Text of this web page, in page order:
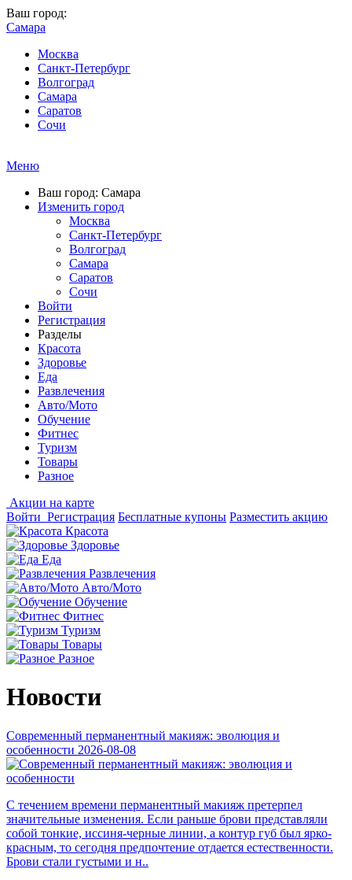
Ваш город:
Самара
Москва
Санкт-Петербург
Волгоград
Самара
Саратов
Сочи
Меню
Ваш город: Самара
Изменить город
Москва
Санкт-Петербург
Волгоград
Самара
Саратов
Сочи
Войти
Регистрация
Разделы
Красота
Здоровье
Еда
Развлечения
Авто/Мото
Обучение
Фитнес
Туризм
Товары
Разное
Акции на карте
Войти Регистрация Бесплатные купоны Разместить акцию
Красота
Здоровье
Еда
Развлечения
Авто/Мото
Обучение
Фитнес
Туризм
Товары
Разное
Новости
Современный перманентный макияж: эволюция и
особенности 2026-08-08
С течением времени перманентный макияж претерпел
значительные изменения. Если раньше брови представляли
собой тонкие, иссиня-черные линии, а контур губ был ярко-
красным, то сегодня предпочтение отдается естественности.
Брови стали густыми и н..